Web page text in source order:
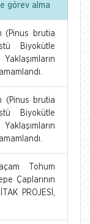
görev alma
(Pinus brutia
Biyokütle
(Pinus brutia
Biyokütle
Tohum
Çaplarının
PROJESİ,